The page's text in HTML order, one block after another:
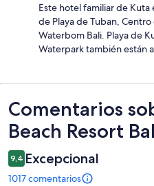
Este hotel familiar de Kuta
de Playa de Tuban,
Waterbom Bali. Playa de
Waterpark también están
Comentarios
Comentarios
Beach Resort
9,4 Excepcional
1017 comentarios